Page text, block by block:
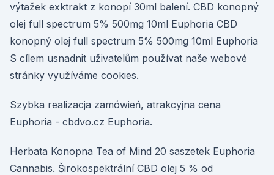
výtažek exktrakt z konopí 30ml balení. CBD konopný
olej full spectrum 5% 500mg 10ml Euphoria CBD
konopný olej full spectrum 5% 500mg 10ml Euphoria
S cílem usnadnit uživatelům používat naše webové
stránky využíváme cookies.
Szybka realizacja zamówień, atrakcyjna cena
Euphoria - cbdvo.cz Euphoria.
Herbata Konopna Tea of Mind 20 saszetek Euphoria
Cannabis. Širokospektrální CBD olej 5 % od